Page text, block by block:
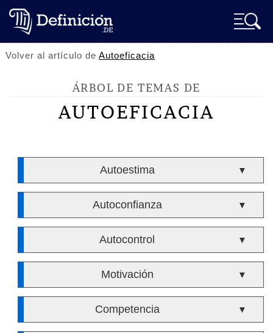
Volver al artículo deAutoeficacia
ÁRBOL DE TEMAS DE
AUTOEFICACIA
Autoestima ▼
Autoconfianza ▼
Autocontrol ▼
Motivación ▼
Competencia ▼